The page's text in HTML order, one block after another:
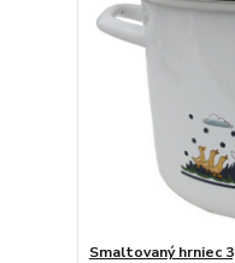
Smaltovaný hrniec